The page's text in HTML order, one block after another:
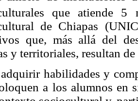
que atiende 5
de Chiapas
que, más allá del
y territoriales, resultan
adquirir habilidades y
a los alumnos en